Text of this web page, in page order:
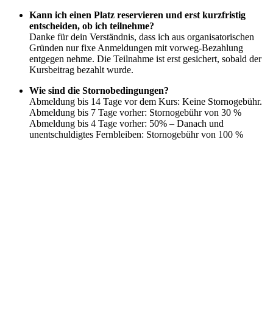
Kann ich einen Platz reservieren und erst kurzfristig
entscheiden, ob ich teilnehme?
Danke für dein Verständnis, dass ich aus organisatorischen
Gründen nur fixe Anmeldungen mit vorweg-Bezahlung
entgegen nehme. Die Teilnahme ist erst gesichert, sobald der
Kursbeitrag bezahlt wurde.
Wie sind die Stornobedingungen?
Abmeldung bis 14 Tage vor dem Kurs: Keine Stornogebühr.
Abmeldung bis 7 Tage vorher: Stornogebühr von 30 %
Abmeldung bis 4 Tage vorher: 50% – Danach und
unentschuldigtes Fernbleiben: Stornogebühr von 100 %